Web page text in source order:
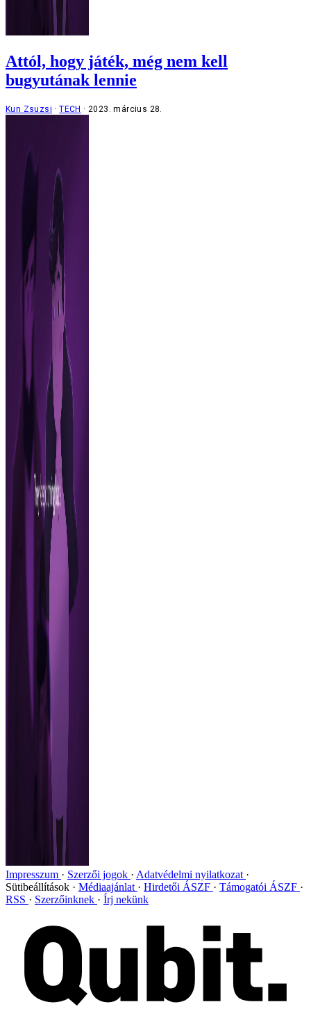
Attól, hogy játék, még nem kell
bugyutának lennie
Kun Zsuzsi TECH 2023. március 28.
Impresszum Szerzői jogok
Adatvédelmi nyilatkozat
Sütibeállítások
Médiaajánlat Hirdetői ÁSZF
Támogatói ÁSZF
RSS
Szerzőinknek Írj nekünk